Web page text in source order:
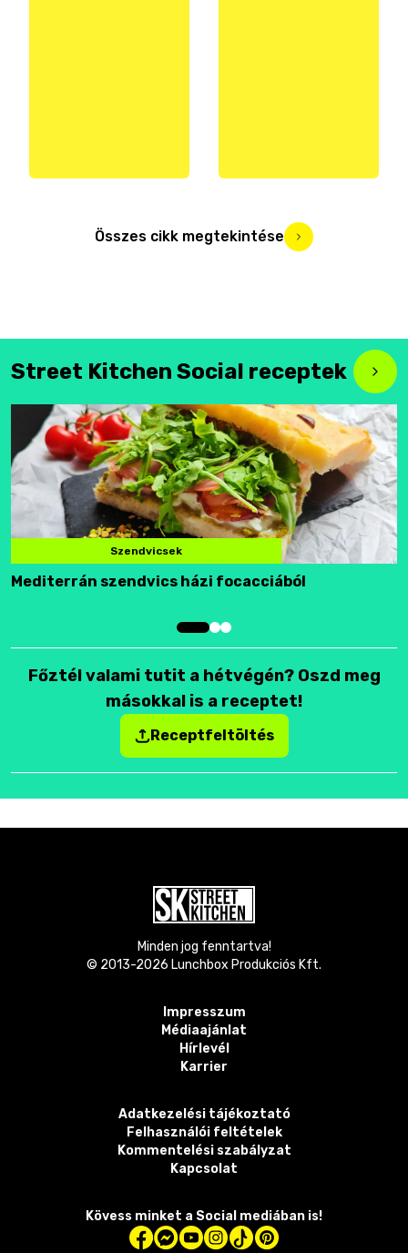
Összes cikk megtekintése
Street Kitchen Social receptek
Szendvicsek
Mediterrán szendvics házi focacciából
Főztél valami tutit a hétvégén? Oszd meg
másokkal is a receptet!
Receptfeltöltés
Minden jog fenntartva!
© 2013-2026 Lunchbox Produkciós Kft.
Impresszum
Médiaajánlat
Hírlevél
Karrier
Adatkezelési tájékoztató
Felhasználói feltételek
Kommentelési szabályzat
Kapcsolat
Kövess minket a Social mediában is!